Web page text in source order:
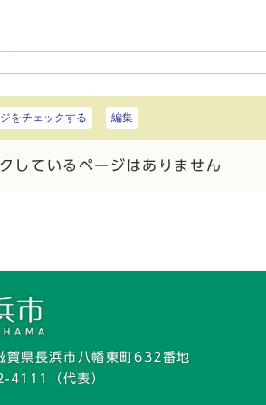
をチェックする 編集
しているページはありません
県長浜市八幡東町632番地
4111 （代表）